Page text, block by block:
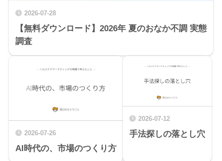
2026-07-28
【無料ダウンロード】2026年 夏のおなか不調 実態
調査
2026-07-26
AI時代の、市場のつくり方
2026-07-12
手法探しの落とし穴